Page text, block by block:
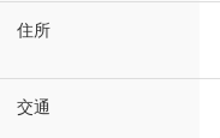
住所
交通